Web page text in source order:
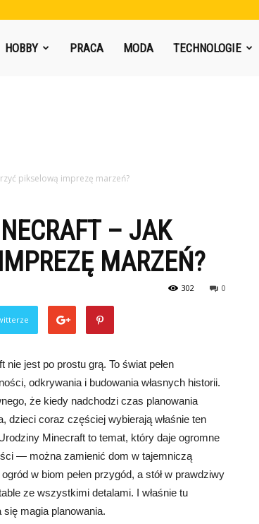
HOBBY PRACA MODA TECHNOLOGIE
pikselową imprezę marzeń?
– JAK
MARZEŃ?
0
302
nie jest po prostu grą. To świat pełen
odkrywania i budowania własnych historii.
że kiedy nadchodzi czas planowania
dzieci coraz częściej wybierają właśnie ten
Minecraft to temat, który daje ogromne
— można zamienić dom w tajemniczą
w biom pełen przygód, a stół w prawdziwy
ze wszystkimi detalami. I właśnie tu
się magia planowania.